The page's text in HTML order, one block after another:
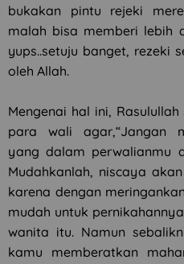
bukakan pintu rejeki
malah bisa memberi lebih
yups..setuju banget, rezeki
oleh Allah.
Mengenai hal ini,
para wali agar,“Jangan
yang dalam perwalianmu
Mudahkanlah, niscaya
karena dengan
mudah untuk
wanita itu. Namun
kamu memberatkan